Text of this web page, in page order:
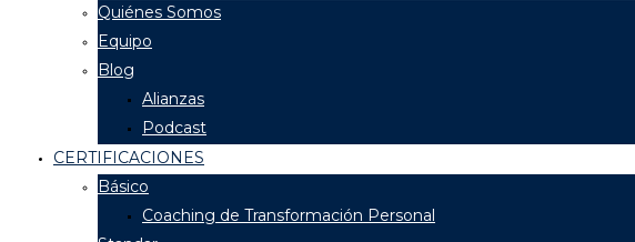
Quiénes Somos
Equipo
Blog
Alianzas
Podcast
CERTIFICACIONES
Básico
Coaching de Transformación Personal